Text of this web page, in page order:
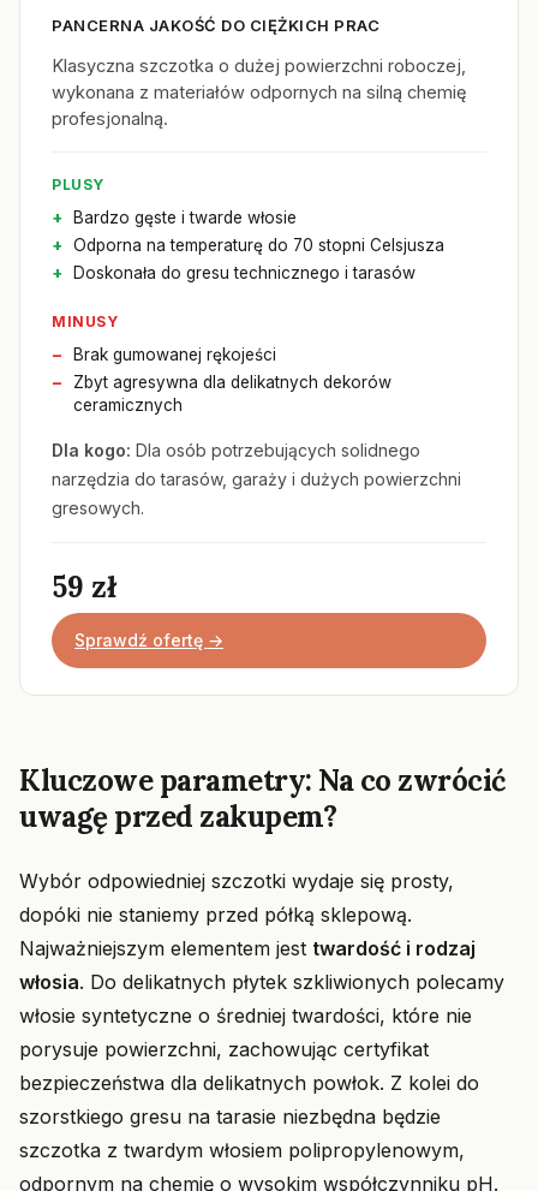
PANCERNA JAKOŚĆ DO CIĘŻKICH PRAC
Klasyczna szczotka o dużej powierzchni roboczej,
wykonana z materiałów odpornych na silną chemię
profesjonalną.
PLUSY
Bardzo gęste i twarde włosie
Odporna na temperaturę do 70 stopni Celsjusza
Doskonała do gresu technicznego i tarasów
MINUSY
Brak gumowanej rękojeści
Zbyt agresywna dla delikatnych dekorów
ceramicznych
Dla kogo: Dla osób potrzebujących solidnego
narzędzia do tarasów, garaży i dużych powierzchni
gresowych.
59 zł
Sprawdź ofertę →
Kluczowe parametry: Na co zwrócić
uwagę przed zakupem?
Wybór odpowiedniej szczotki wydaje się prosty,
dopóki nie staniemy przed półką sklepową.
Najważniejszym elementem jest twardość i rodzaj
włosia. Do delikatnych płytek szkliwionych polecamy
włosie syntetyczne o średniej twardości, które nie
porysuje powierzchni, zachowując certyfikat
bezpieczeństwa dla delikatnych powłok. Z kolei do
szorstkiego gresu na tarasie niezbędna będzie
szczotka z twardym włosiem polipropylenowym,
odpornym na chemię o wysokim współczynniku pH.